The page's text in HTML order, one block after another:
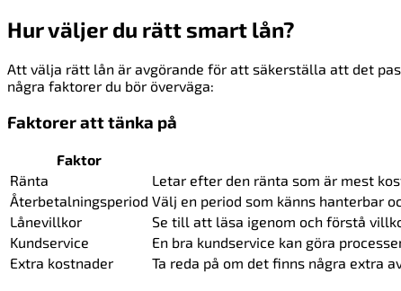
Hur väljer du rätt smart lån?
Att välja rätt lån är avgörande för att säkerställa att det
några faktorer du bör överväga:
Faktorer att tänka på
Faktor
Ränta
Letar efter den ränta som är mest
Återbetalningsperiod Välj en period som känns hanterbar
Lånevillkor
Se till att läsa igenom och förstå
Kundservice
En bra kundservice kan göra
Extra kostnader
Ta reda på om det finns några extra